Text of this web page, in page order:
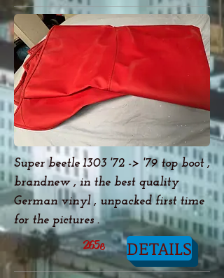
Super beetle 1303 '72 -> '79 top boot ,
brandnew , in the best quality
German vinyl , unpacked first time
for the pictures .
265e DETAILS